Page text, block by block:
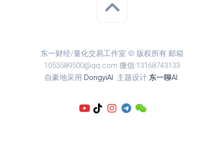
东一财经/量化交易工作室 © 版权所有 邮箱
1053589500@qq.com 微信:13168743133
自豪地采用 DongyiAI. 主题设计 东一聊AI.